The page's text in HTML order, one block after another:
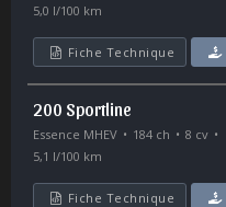
5,0 l/100 km
Fiche Technique
200 Sportline
Essence MHEV 184 ch
8 cv
5,1 l/100 km
Fiche Technique